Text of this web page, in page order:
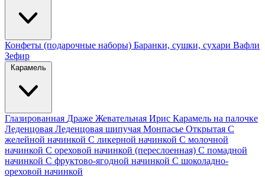
Конфеты (подарочные наборы) Баранки, сушки, сухари Вафли
Зефир
Карамель
Глазированная Драже Жевательная Ирис Карамель на палочке
Леденцовая Леденцовая шипучая Монпасье Открытая С
желейной начинкой С ликерной начинкой С молочной
начинкой С ореховой начинкой (переслоенная) С помадной
начинкой С фруктово-ягодной начинкой С шоколадно-
ореховой начинкой